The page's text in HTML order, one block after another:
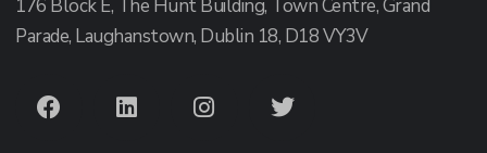
176 Block E, The Hunt Building, Town Centre, Grand
Parade, Laughanstown, Dublin 18, D18 VY3V